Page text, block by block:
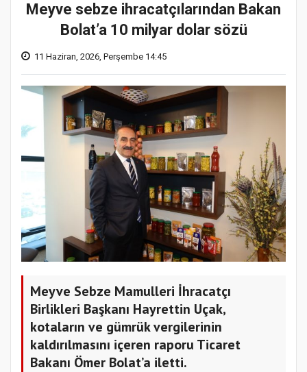
Meyve sebze ihracatçılarından Bakan
Bolat’a 10 milyar dolar sözü
11 Haziran, 2026, Perşembe 14:45
Meyve Sebze Mamulleri İhracatçı
Birlikleri Başkanı Hayrettin Uçak,
kotaların ve gümrük vergilerinin
kaldırılmasını içeren raporu Ticaret
Bakanı Ömer Bolat’a iletti.